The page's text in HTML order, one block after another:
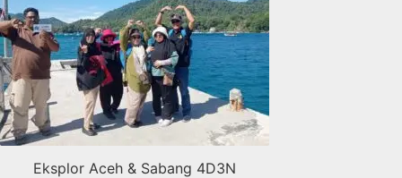
Eksplor Aceh & Sabang 4D3N